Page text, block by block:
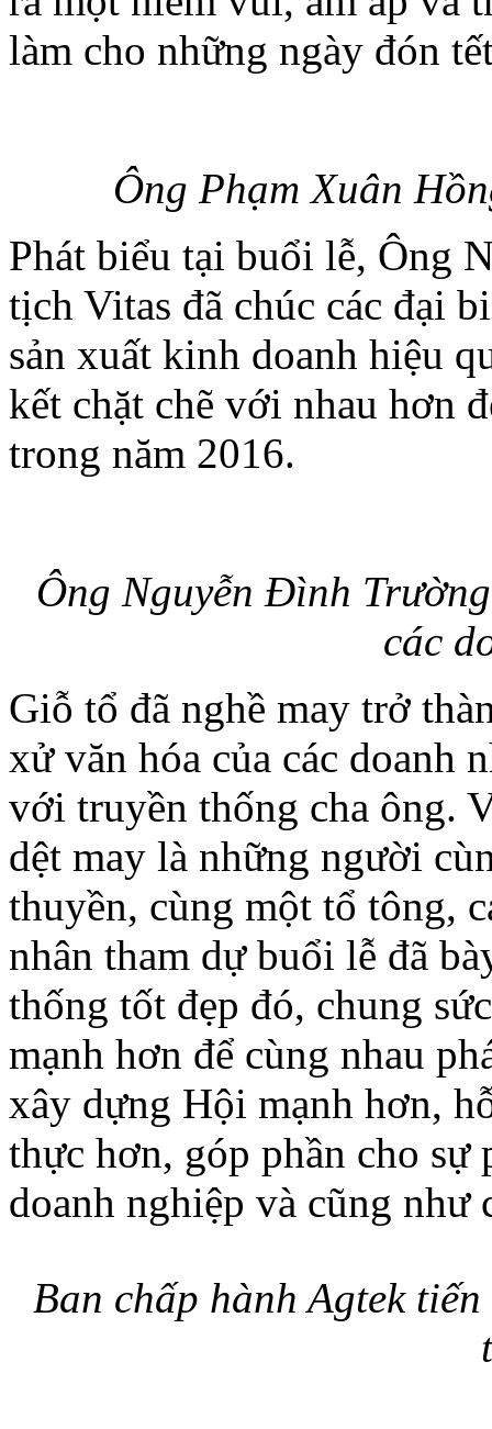
làm cho những ngày đón
Ông Phạm Xuân
Phát biểu tại buổi lễ, Ông
tịch Vitas đã chúc các đại
sản xuất kinh doanh hiệu
kết chặt chẽ với nhau hơn
trong năm 2016.
Ông Nguyễn Đình
các
Giỗ tổ đã nghề may trở
xử văn hóa của các doanh
với truyền thống cha ông.
dệt may là những người
thuyền, cùng một tổ tông,
nhân tham dự buổi lễ đã
thống tốt đẹp đó, chung
mạnh hơn để cùng nhau
xây dựng Hội mạnh hơn,
thực hơn, góp phần cho sự
doanh nghiệp và cũng như
Ban chấp hành Agtek